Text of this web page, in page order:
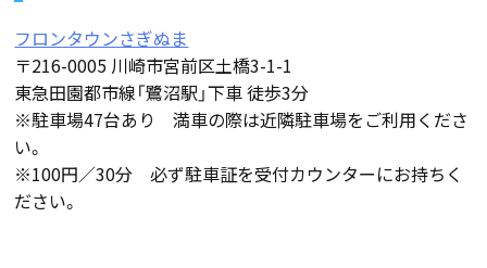
フロンタウンさぎぬま
〒216-0005 川崎市宮前区土橋3-1-1
東急田園都市線「鷺沼駅」下車 徒歩3分
※駐車場47台あり 満車の際は近隣駐車場をご利用くださ
い。
※100円／30分 必ず駐車証を受付カウンターにお持ちく
ださい。